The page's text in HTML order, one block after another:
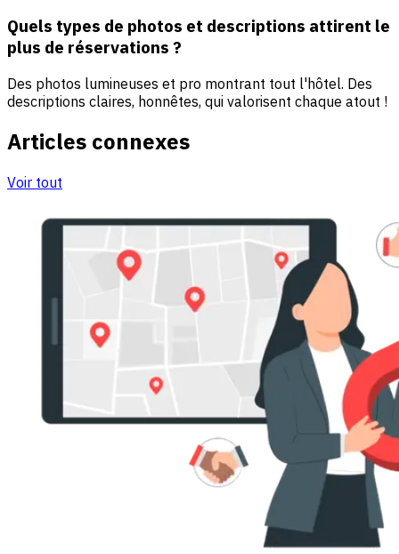
Quels types de photos et descriptions attirent le
plus de réservations ?
Des photos lumineuses et pro montrant tout l'hôtel. Des
descriptions claires, honnêtes, qui valorisent chaque atout !
Articles connexes
Voir tout